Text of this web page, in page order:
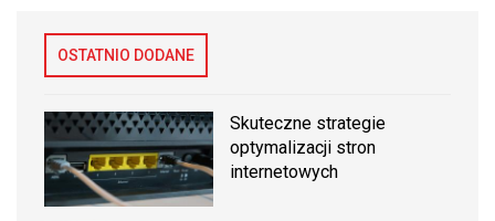
OSTATNIO DODANE
Skuteczne strategie
optymalizacji stron
internetowych